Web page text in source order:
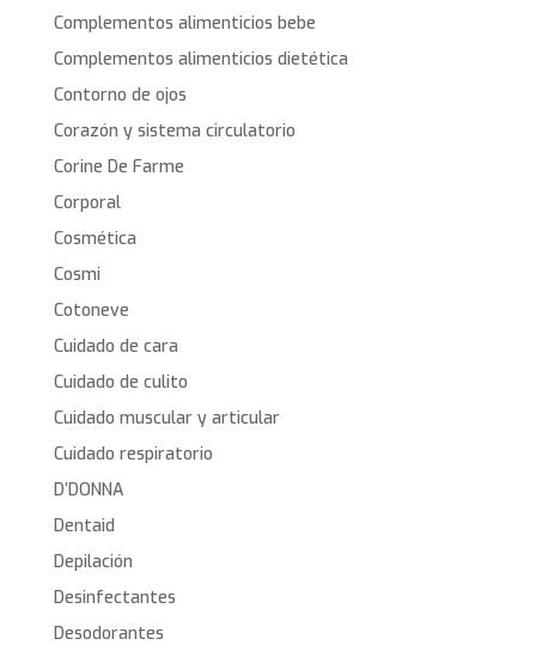
Complementos alimenticios bebe
Complementos alimenticios dietética
Contorno de ojos
Corazón y sistema circulatorio
Corine De Farme
Corporal
Cosmética
Cosmi
Cotoneve
Cuidado de cara
Cuidado de culito
Cuidado muscular y articular
Cuidado respiratorio
D’DONNA
Dentaid
Depilación
Desinfectantes
Desodorantes